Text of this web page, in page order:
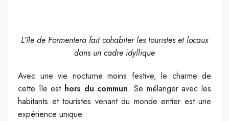
L’île de Formentera fait cohabiter les touristes et locaux
dans un cadre idyllique
Avec une vie nocturne moins festive, le charme de
cette île est hors du commun. Se mélanger avec les
habitants et touristes venant du monde entier est une
expérience unique.